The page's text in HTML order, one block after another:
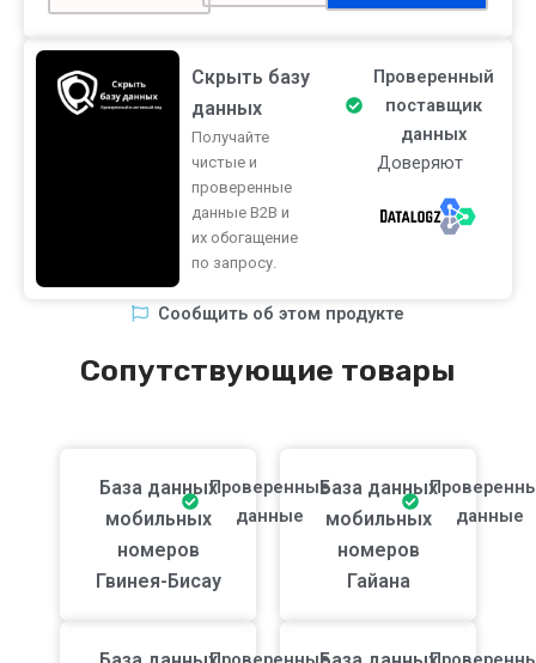
Скрыть базу
данных
Получайте
чистые и
проверенные
данные B2B и
их обогащение
по запросу.
Проверенный
поставщик
данных
Доверяют
Сообщить об этом продукте
Сопутствующие товары
База данных
мобильных
номеров
Гвинея-Бисау
Проверенные
данные
База данных
мобильных
номеров
Гайана
данные